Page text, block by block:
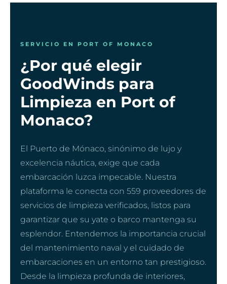
SERVICIO EN PORT OF MONACO
¿Por qué elegir
GoodWinds para
Limpieza en Port of
Monaco?
El Puerto de Mónaco, sinónimo de lujo y
excelencia náutica, exige que cada
embarcación luzca impecable. Nuestra
plataforma le conecta con 559 proveedores de
servicios de limpieza verificados, listos para
garantizar que su yate o barco mantenga su
esplendor. Entendemos la importancia crucial
del mantenimiento naval y el cuidado de
embarcaciones en un entorno tan prestigioso.
Desde la limpieza profunda de interiores,